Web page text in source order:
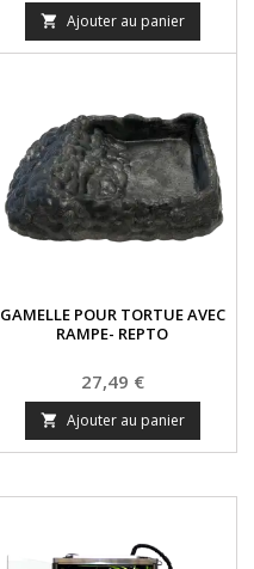
 Ajouter au panier
GAMELLE POUR TORTUE AVEC
RAMPE- REPTO
Prix
27,49 €
 Ajouter au panier